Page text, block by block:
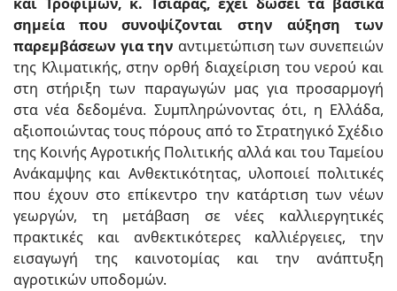
και Τροφίμων, κ. Τσιάρας, έχει δώσει τα βασικά
σημεία που συνοψίζονται στην αύξηση των
παρεμβάσεων για την αντιμετώπιση των συνεπειών
της Κλιματικής, στην ορθή διαχείριση του νερού και
στη στήριξη των παραγωγών μας για προσαρμογή
στα νέα δεδομένα. Συμπληρώνοντας ότι, η Ελλάδα,
αξιοποιώντας τους πόρους από το Στρατηγικό Σχέδιο
της Κοινής Αγροτικής Πολιτικής αλλά και του Ταμείου
Ανάκαμψης και Ανθεκτικότητας, υλοποιεί πολιτικές
που έχουν στο επίκεντρο την κατάρτιση των νέων
γεωργών, τη μετάβαση σε νέες καλλιεργητικές
πρακτικές και ανθεκτικότερες καλλιέργειες, την
εισαγωγή της καινοτομίας και την ανάπτυξη
αγροτικών υποδομών.